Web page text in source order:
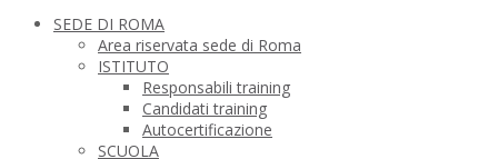
SEDE DI ROMA
Area riservata sede di Roma
ISTITUTO
Responsabili training
Candidati training
Autocertificazione
SCUOLA